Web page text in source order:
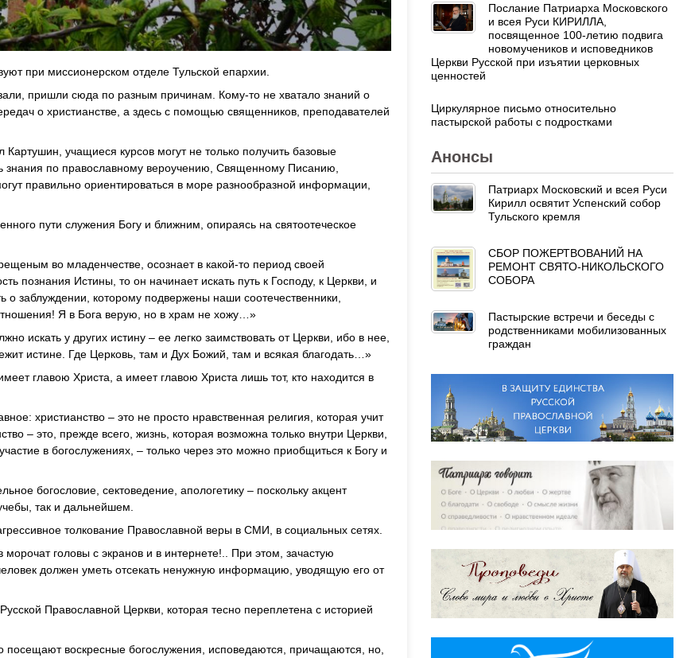
при миссионерском отделе Тульской епархии.
пришли сюда по разным причинам. Кому-то не хватало знаний о
о христианстве, а здесь с помощью священников, преподавателей
учащиеся курсов могут не только получить базовые
знания по православному вероучению, Священному Писанию,
правильно ориентироваться в море разнообразной информации,
пути служения Богу и ближним, опираясь на святоотеческое
во младенчестве, осознает в какой-то период своей
познания Истины, то он начинает искать путь к Господу, к Церкви, и
заблуждении, которому подвержены наши соотечественники,
Я в Бога верую, но в храм не хожу…»
искать у других истину – ее легко заимствовать от Церкви, ибо в нее,
истине. Где Церковь, там и Дух Божий, там и всякая благодать…»
главою Христа, а имеет главою Христа лишь тот, кто находится в
христианство – это не просто нравственная религия, которая учит
– это, прежде всего, жизнь, которая возможна только внутри Церкви,
в богослужениях, – только через это можно приобщиться к Богу и
богословие, сектоведение, апологетику – поскольку акцент
так и дальнейшем.
толкование Православной веры в СМИ, в социальных сетях.
головы с экранов и в интернете!.. При этом, зачастую
должен уметь отсекать ненужную информацию, уводящую его от
Православной Церкви, которая тесно переплетена с историей
воскресные богослужения, исповедаются, причащаются, но,
Послание Патриарха Московского
и всея Руси КИРИЛЛА,
посвященное 100-летию подвига
новомучеников и исповедников
Церкви Русской при изъятии церковных
ценностей
Циркулярное письмо относительно
пастырской работы с подростками
Анонсы
Патриарх Московский и всея Руси
Кирилл освятит Успенский собор
Тульского кремля
СБОР ПОЖЕРТВОВАНИЙ НА
РЕМОНТ СВЯТО-НИКОЛЬСКОГО
СОБОРА
Пастырские встречи и беседы с
родственниками мобилизованных
граждан